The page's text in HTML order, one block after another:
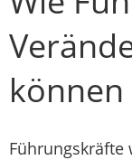
können
Führungskräfte